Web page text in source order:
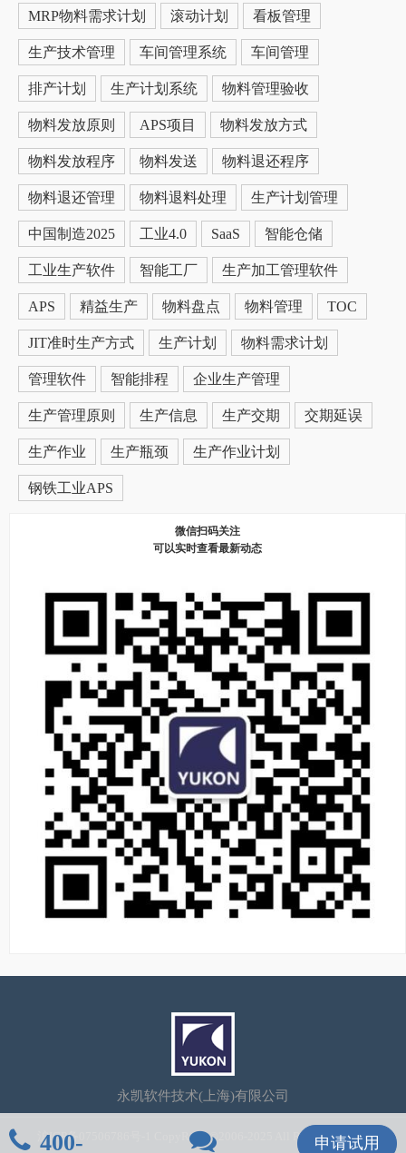
400- 申请试用
MRP物料需求计划 滚动计划 看板管理
生产技术管理 车间管理系统 车间管理
排产计划 生产计划系统 物料管理验收
物料发放原则 APS项目 物料发放方式
物料发放程序 物料发送 物料退还程序
物料退还管理 物料退料处理 生产计划管理
中国制造2025 工业4.0 SaaS 智能仓储
工业生产软件 智能工厂 生产加工管理软件
APS 精益生产 物料盘点 物料管理 TOC
JIT准时生产方式 生产计划 物料需求计划
管理软件 智能排程 企业生产管理
生产管理原则 生产信息 生产交期 交期延误
生产作业 生产瓶颈 生产作业计划
钢铁工业APS
微信扫码关注
可以实时查看最新动态
永凯软件技术(上海)有限公司
沪ICP备07506786号-1 CopyRight©2006-2025 All Rights Reserved